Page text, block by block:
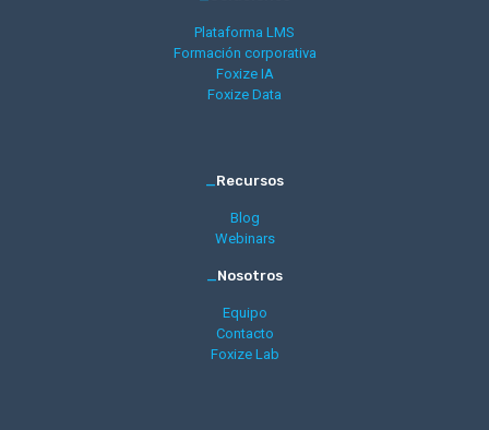
Plataforma LMS
Formación corporativa
Foxize IA
Foxize Data
Recursos
Blog
Webinars
Nosotros
Equipo
Contacto
Foxize Lab